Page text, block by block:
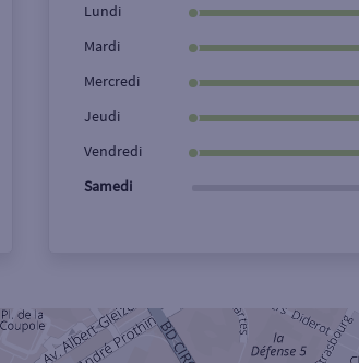
le lundi Coffre-fort
Rue
Lundi
Mardi
Mercredi
Jeudi
Vendredi
Samedi